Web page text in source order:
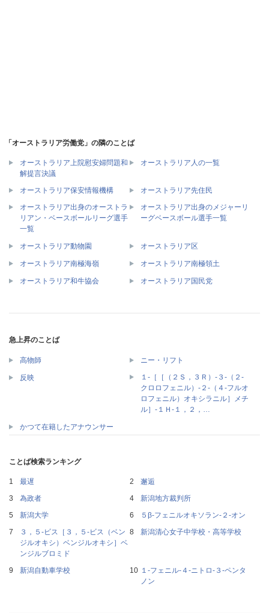
「オーストラリア労働党」の隣のことば
オーストラリア上院慰安婦問題和
解提言決議
オーストラリア人の一覧
オーストラリア保安情報機構
オーストラリア先住民
オーストラリア出身のオーストラ
リアン・ベースボールリーグ選手
一覧
オーストラリア出身のメジャーリ
ーグベースボール選手一覧
オーストラリア動物園 オーストラリア区
オーストラリア南極海嶺 オーストラリア南極領土
オーストラリア和牛協会 オーストラリア国民党
急上昇のことば
高物師 ニー・リフト
反映
１‐［［（２Ｓ，３Ｒ）‐３‐（２‐
クロロフェニル）‐２‐（４‐フルオ
ロフェニル）オキシラニル］メチ
ル］‐１Ｈ‐１，２，…
かつて在籍したアナウンサー
ことば検索ランキング
最遅
邂逅
為政者
新潟地方裁判所
新潟大学
５β‐フェニルオキソラン‐２‐オン
３，５‐ビス［３，５‐ビス（ベン
ジルオキシ）ベンジルオキシ］ベ
ンジルブロミド
新潟清心女子中学校・高等学校
新潟自動車学校
１‐フェニル‐４‐ニトロ‐３‐ペンタ
ノン